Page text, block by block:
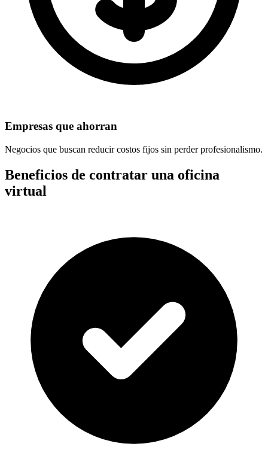
Empresas que ahorran
Negocios que buscan reducir costos fijos sin perder profesionalismo.
Beneficios de contratar una oficina
virtual